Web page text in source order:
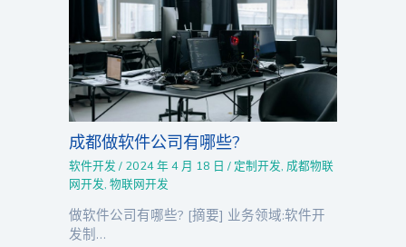
成都做软件公司有哪些?
软件开发 / 2024 年 4 月 18 日/ 定制开发, 成都物联
网开发,物联网开发
做软件公司有哪些? [摘要] 业务领域:软件开
发制…